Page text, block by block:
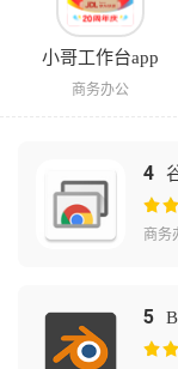
小哥工作台app
商务办公
4
商务
5